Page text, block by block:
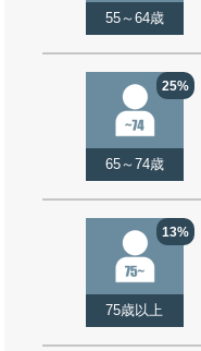
55～64歳
25%
65～74歳
13%
75歳以上